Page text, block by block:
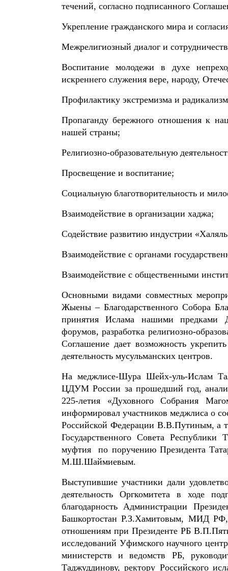
течений, согласно подписанного
Укрепление гражданского мира и
Межрелигиозный диалог и
Воспитание молодежи в духе
искреннего служения вере, народу,
Профилактику экстремизма и
Пропаганду бережного отношения к
нашей страны;
Религиозно-образовательную
Просвещение и воспитание;
Социальную благотворительность и
Взаимодействие в организации хаджа;
Содействие развитию индустрии
Взаимодействие с органами
Взаимодействие с общественными
Основными видами совместных
Жыены – Благодарственного Собора
принятия Ислама нашими предками
форумов, разработка религиозно-
Соглашение дает возможность
деятельность мусульманских центров.
На меджлисе-Шура Шейх-уль-Ислам
ЦДУМ России за прошедший год,
225-летия «Духовного Собрания
информировал участников меджлиса о
Российской Федерации В.В.Путиным, а
Государственного Совета
муфтия по поручению Президента
М.Ш.Шаймиевым.
Выступившие участники дали
деятельность Оргкомитета в ходе
благодарность Администрации
Башкортостан Р.З.Хамитовым, МИД РФ,
отношениям при Президенте РБ
исследований Уфимского научного
министерств и ведомств РБ,
Таджуддинову, ректору Российского